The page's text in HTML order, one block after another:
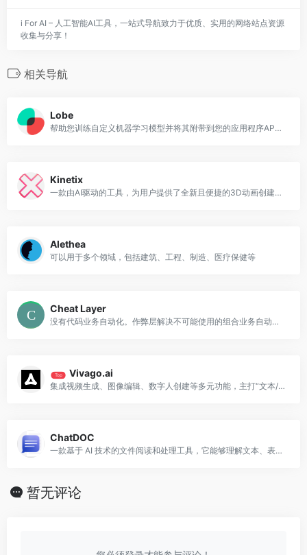
i For AI – 人工智能AI工具，一站式导航致力于优质、实用的网络站点资源
收集与分享！
相关导航
Lobe
帮助您训练自定义机器学习模型并将其附带到您的应用程序APP中
Kinetix
一款由AI驱动的工具，为用户提供了全新且便捷的3D动画创建方式
Alethea
可以用于多个领域，包括建筑、工程、制造、医疗保健等
Cheat Layer
没有代码业务自动化。作弊层解决不可能使用的组合业务自动化问题没有代码工具和机器学习来作为你的个人软件工程师。
Top Vivago.ai
集成视频生成、图像编辑、数字人创建等多元功能，主打“文本/图像转动态内容”的智能化解决方案
ChatDOC
一款基于 AI 技术的文件阅读和处理工具，它能够理解文本、表格和图像
暂无评论